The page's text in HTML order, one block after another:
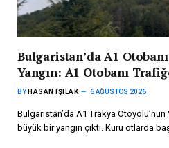
Bulgaristan’da A1
Yangın: A1 Otobanı
BY HASAN IŞILAK 6 AĞUSTOS 2026
Bulgaristan’da A1 Trakya Otoyolu’nun
büyük bir yangın çıktı. Kuru otlarda